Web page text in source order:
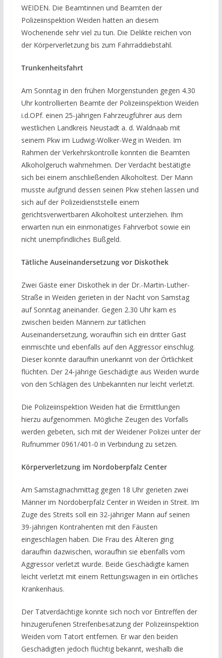
WEIDEN. Die Beamtinnen und Beamten der
Polizeiinspektion Weiden hatten an diesem
Wochenende sehr viel zu tun. Die Delikte reichen von
der Körperverletzung bis zum Fahrraddiebstahl.
Trunkenheitsfahrt
Am Sonntag in den frühen Morgenstunden gegen 4.30
Uhr kontrollierten Beamte der Polizeiinspektion Weiden
i.d.OPf. einen 25-jährigen Fahrzeugführer aus dem
westlichen Landkreis Neustadt a. d. Waldnaab mit
seinem Pkw im Ludwig-Wolker-Weg in Weiden. Im
Rahmen der Verkehrskontrolle konnten die Beamten
Alkoholgeruch wahrnehmen. Der Verdacht bestätigte
sich bei einem anschließenden Alkoholtest. Der Mann
musste aufgrund dessen seinen Pkw stehen lassen und
sich auf der Polizeidienststelle einem
gerichtsverwertbaren Alkoholtest unterziehen. Ihm
erwarten nun ein einmonatiges Fahrverbot sowie ein
nicht unempfindliches Bußgeld.
Tätliche Auseinandersetzung vor Diskothek
Zwei Gäste einer Diskothek in der Dr.-Martin-Luther-
Straße in Weiden gerieten in der Nacht von Samstag
auf Sonntag aneinander. Gegen 2.30 Uhr kam es
zwischen beiden Männern zur tätlichen
Auseinandersetzung, woraufhin sich ein dritter Gast
einmischte und ebenfalls auf den Aggressor einschlug.
Dieser konnte daraufhin unerkannt von der Örtlichkeit
flüchten. Der 24-jährige Geschädigte aus Weiden wurde
von den Schlägen des Unbekannten nur leicht verletzt.
Die Polizeiinspektion Weiden hat die Ermittlungen
hierzu aufgenommen. Mögliche Zeugen des Vorfalls
werden gebeten, sich mit der Weidener Polizei unter der
Rufnummer 0961/401-0 in Verbindung zu setzen.
Körperverletzung im Nordoberpfalz Center
Am Samstagnachmittag gegen 18 Uhr gerieten zwei
Männer im Nordoberpfalz Center in Weiden in Streit. Im
Zuge des Streits soll ein 32-jähriger Mann auf seinen
39-jährigen Kontrahenten mit den Fäusten
eingeschlagen haben. Die Frau des Älteren ging
daraufhin dazwischen, woraufhin sie ebenfalls vom
Aggressor verletzt wurde. Beide Geschädigte kamen
leicht verletzt mit einem Rettungswagen in ein örtliches
Krankenhaus.
Der Tatverdächtige konnte sich noch vor Eintreffen der
hinzugerufenen Streifenbesatzung der Polizeiinspektion
Weiden vom Tatort entfernen. Er war den beiden
Geschädigten jedoch flüchtig bekannt, weshalb die